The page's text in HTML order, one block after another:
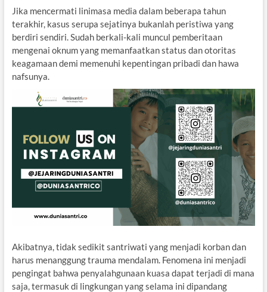
Jika mencermati linimasa media dalam beberapa tahun
terakhir, kasus serupa sejatinya bukanlah peristiwa yang
berdiri sendiri. Sudah berkali-kali muncul pemberitaan
mengenai oknum yang memanfaatkan status dan otoritas
keagamaan demi memenuhi kepentingan pribadi dan hawa
nafsunya.
Akibatnya, tidak sedikit santriwati yang menjadi korban dan
harus menanggung trauma mendalam. Fenomena ini menjadi
pengingat bahwa penyalahgunaan kuasa dapat terjadi di mana
saja, termasuk di lingkungan yang selama ini dipandang